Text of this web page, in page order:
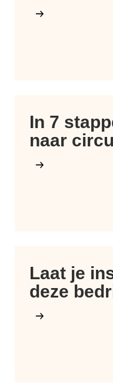
In 7
naar
Laat je
deze